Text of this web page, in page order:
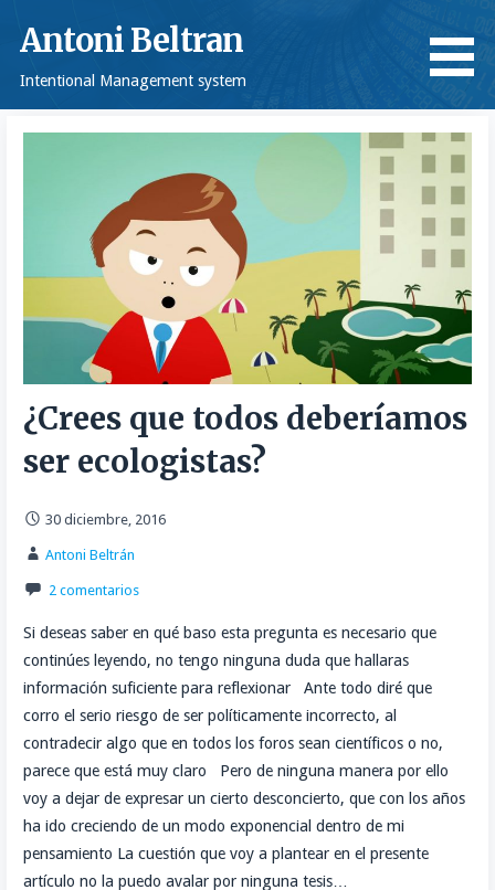
Antoni Beltran
Intentional Management system
¿Crees que todos deberíamos
ser ecologistas?
30 diciembre, 2016
Antoni Beltrán
2 comentarios
Si deseas saber en qué baso esta pregunta es necesario que
continúes leyendo, no tengo ninguna duda que hallaras
información suficiente para reflexionar Ante todo diré que
corro el serio riesgo de ser políticamente incorrecto, al
contradecir algo que en todos los foros sean científicos o no,
parece que está muy claro Pero de ninguna manera por ello
voy a dejar de expresar un cierto desconcierto, que con los años
ha ido creciendo de un modo exponencial dentro de mi
pensamiento La cuestión que voy a plantear en el presente
artículo no la puedo avalar por ninguna tesis…